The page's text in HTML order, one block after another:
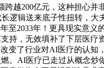
越200亿元，这种担心
逻辑送来底子性扭转，
至2033年！更具现实意
持，无效填补了下层医
变了行业对AI医疗的认
。AI医疗已走过从概念